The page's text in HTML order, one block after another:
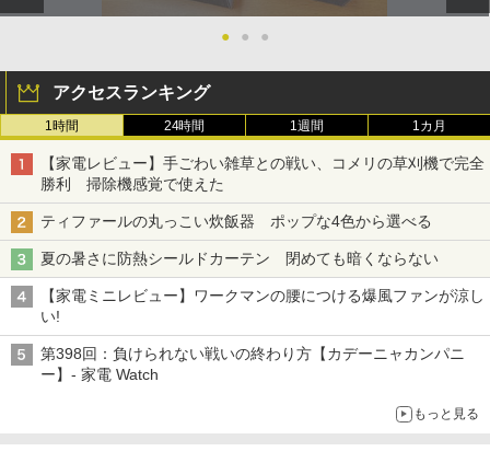
● ● ●
アクセスランキング
1時間 24時間 1週間 1カ月
【家電レビュー】手ごわい雑草との戦い、コメリの草刈機で完全
勝利 掃除機感覚で使えた
ティファールの丸っこい炊飯器 ポップな4色から選べる
夏の暑さに防熱シールドカーテン 閉めても暗くならない
【家電ミニレビュー】ワークマンの腰につける爆風ファンが涼し
い!
第398回：負けられない戦いの終わり方【カデーニャカンパニ
ー】- 家電 Watch
もっと見る